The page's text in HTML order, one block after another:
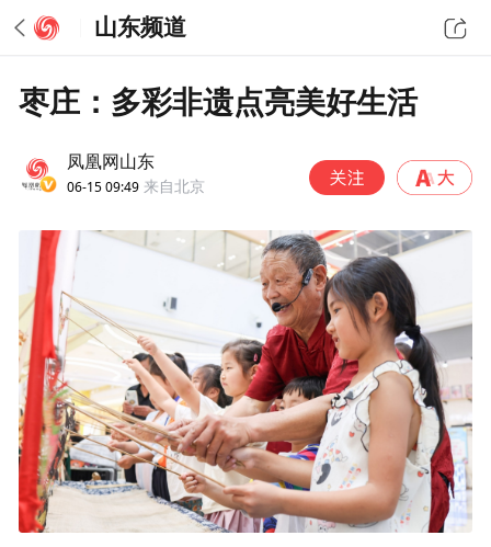
山东频道
枣庄：多彩非遗点亮美好生活
凤凰网山东
06-15 09:49 来自北京